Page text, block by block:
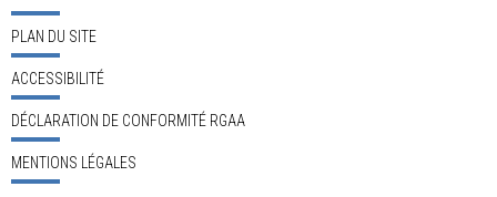
PLAN DU SITE
ACCESSIBILITÉ
DÉCLARATION DE CONFORMITÉ RGAA
MENTIONS LÉGALES